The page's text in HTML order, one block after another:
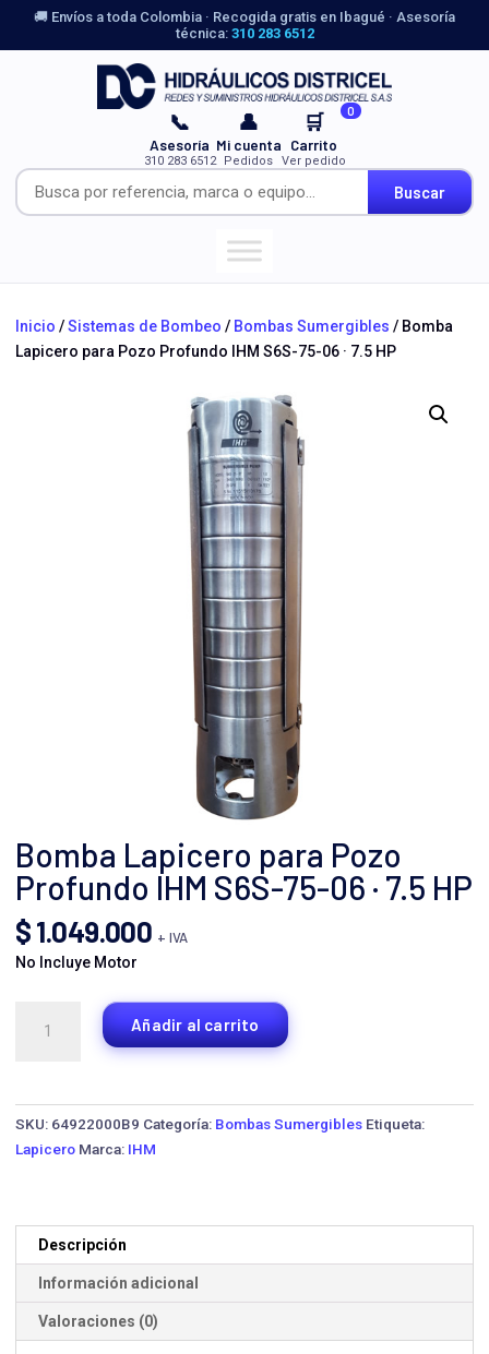
🚚 Envíos a toda Colombia · Recogida gratis en Ibagué · Asesoría
técnica: 310 283 6512
Buscar
📞
Asesoría
310 283 6512
👤
Mi cuenta
Pedidos
🛒 0
Carrito
Ver pedido
Inicio /Sistemas de Bombeo / Bombas Sumergibles / Bomba
Lapicero para Pozo Profundo IHM S6S-75-06 · 7.5 HP
Bomba Lapicero para Pozo
Profundo IHM S6S-75-06 · 7.5 HP
$1.049.000 + IVA
No Incluye Motor
Lapicero
S6S-
7.5
cantidad
Añadir al carrito
SKU: 64922000B9 Categoría: Bombas Sumergibles Etiqueta:
Lapicero Marca: IHM
Descripción
Información adicional
Valoraciones (0)